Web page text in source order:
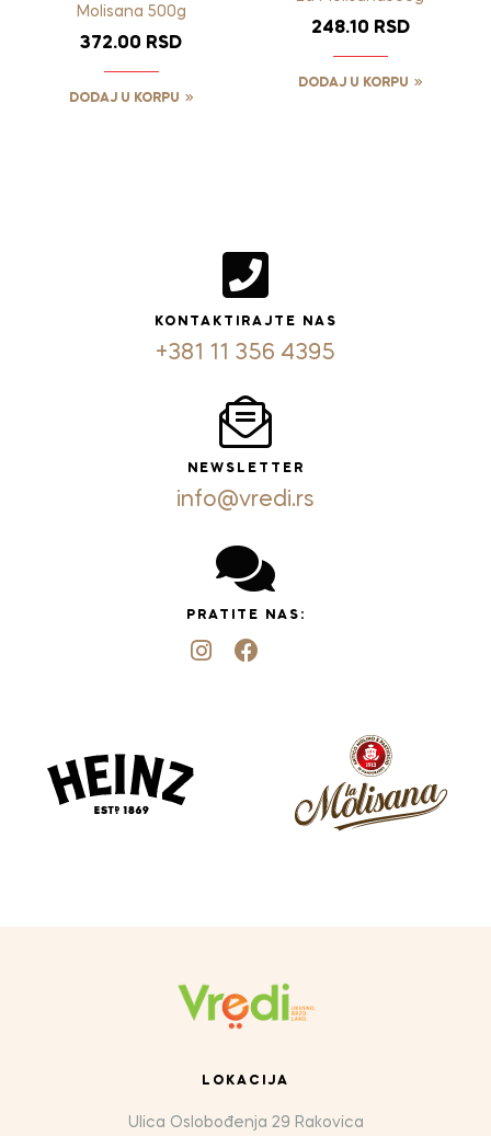
Molisana 500g
372.00 RSD
DODAJ U KORPU
248.10 RSD
DODAJ U KORPU
KONTAKTIRAJTE NAS
+381 11 356 4395
NEWSLETTER
info@vredi.rs
PRATITE NAS:
LOKACIJA
Ulica Oslobođenja 29 Rakovica